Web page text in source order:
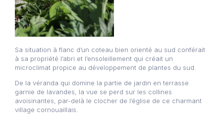
Sa situation à flanc d’un coteau bien orienté au sud conférait
à sa propriété l’abri et l’ensoleillement qui créait un
microclimat propice au développement de plantes du sud.
De la véranda qui domine la partie de jardin en terrasse
garnie de lavandes, la vue se perd sur les collines
avoisinantes, par-delà le clocher de l’église de ce charmant
village cornouaillais.